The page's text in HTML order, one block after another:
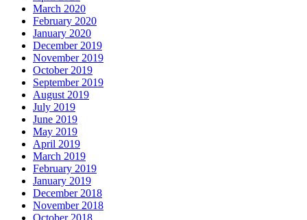
March 2020
February 2020
January 2020
December 2019
November 2019
October 2019
September 2019
August 2019
July 2019
June 2019
May 2019
April 2019
March 2019
February 2019
January 2019
December 2018
November 2018
October 2018